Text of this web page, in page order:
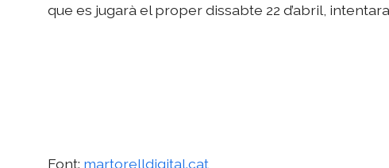
que es jugarà el proper dissabte 22 d’abril,
Font: martorelldigital.cat